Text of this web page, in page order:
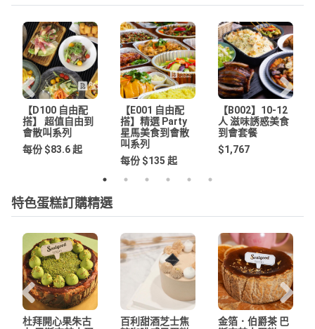
【D100 自由配
搭】 超值自由到
會散叫系列
每份 $83.6 起
【E001 自由配
搭】精選 Party
星馬美食到會散
叫系列
每份 $135 起
【B002】10-12
人 滋味誘惑美食
到會套餐
$1,767
特色蛋糕訂購精選
杜拜開心果朱古
百利甜酒芝士焦
金箔．伯爵茶 巴